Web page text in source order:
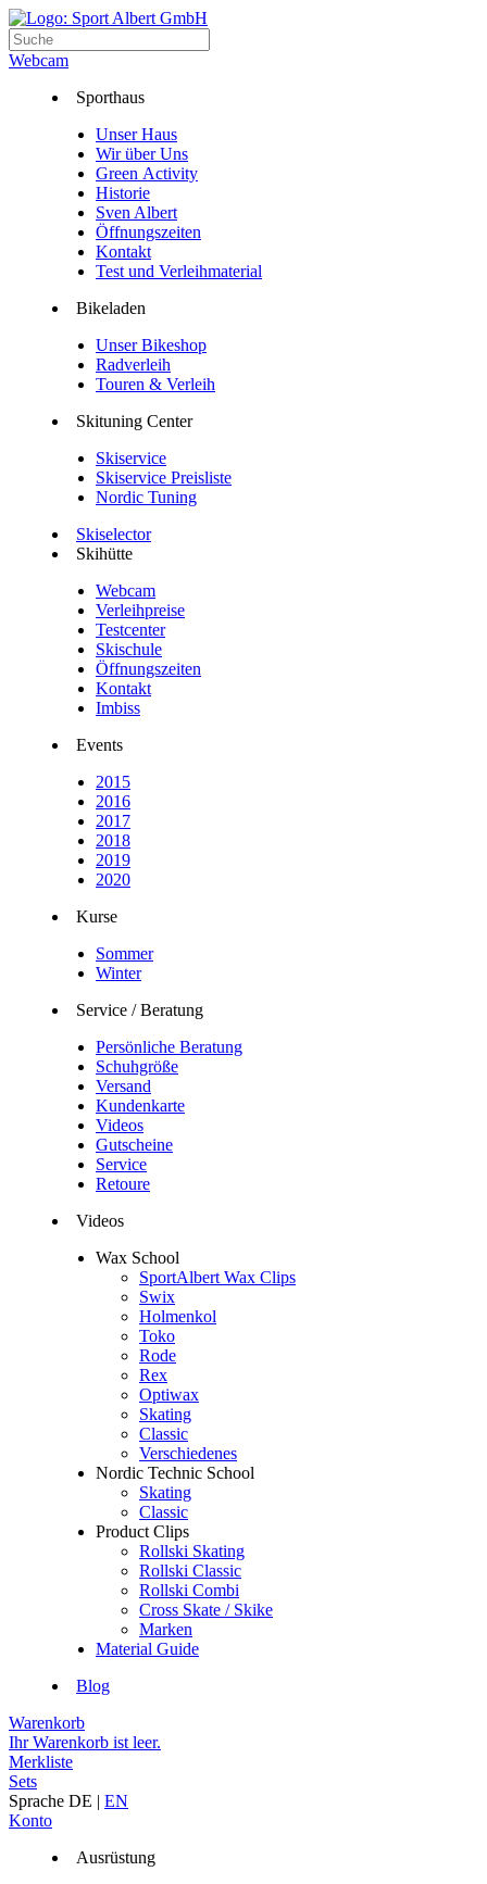
Webcam
Sporthaus
Unser Haus
Wir über Uns
Green Activity
Historie
Sven Albert
Öffnungszeiten
Kontakt
Test und Verleihmaterial
Bikeladen
Unser Bikeshop
Radverleih
Touren & Verleih
Skituning Center
Skiservice
Skiservice Preisliste
Nordic Tuning
Skiselector
Skihütte
Webcam
Verleihpreise
Testcenter
Skischule
Öffnungszeiten
Kontakt
Imbiss
Events
2015
2016
2017
2018
2019
2020
Kurse
Sommer
Winter
Service / Beratung
Persönliche Beratung
Schuhgröße
Versand
Kundenkarte
Videos
Gutscheine
Service
Retoure
Videos
Wax School
SportAlbert Wax Clips
Swix
Holmenkol
Toko
Rode
Rex
Optiwax
Skating
Classic
Verschiedenes
Nordic Technic School
Skating
Classic
Product Clips
Rollski Skating
Rollski Classic
Rollski Combi
Cross Skate / Skike
Marken
Material Guide
Blog
Warenkorb
Ihr Warenkorb ist leer.
Merkliste
Sets
Sprache DE | EN
Konto
Ausrüstung